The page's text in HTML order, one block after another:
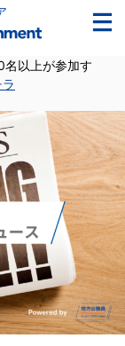
以上が参加す